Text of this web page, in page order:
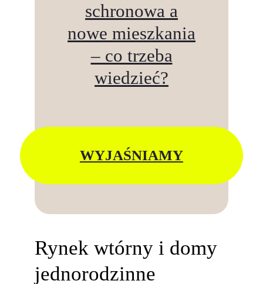
schronowa a
nowe mieszkania
– co trzeba
wiedzieć?
WYJAŚNIAMY
Rynek wtórny i domy
jednorodzinne